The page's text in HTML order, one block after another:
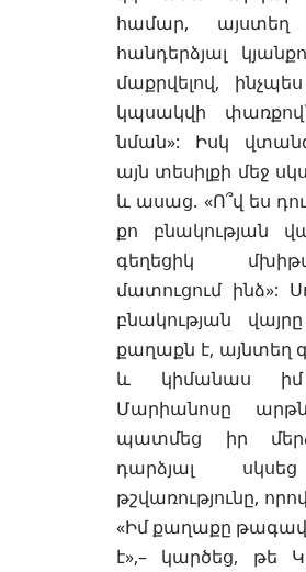
համար,
հանդերձյալ
մաքրվելով,
կպսակվի
նման»: Իսկ
այն տեսիլքի մեջ
և ասաց. «Ո՞վ ես
քո բնակության
գեղեցիկ
մատուցում ինձ»:
բնակության
քաղաքն է, այնտեղ
և կիմանաս իմ
Մարիանոսը
պատմեց իր
դարձյալ
թշվառությունը,
«Իմ քաղաքը
է»,– կարծեց, թե